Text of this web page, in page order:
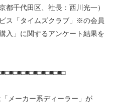
都千代田区、社長：西川光一）
ス「タイムズクラブ」※の会員
入」に関するアンケート結果を
メーカー系ディーラー」が